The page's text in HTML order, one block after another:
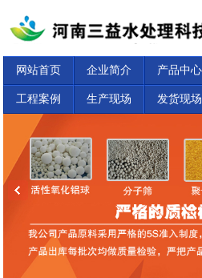
网站首页 企业简介 产品中心
工程案例 生产现场 发货现场